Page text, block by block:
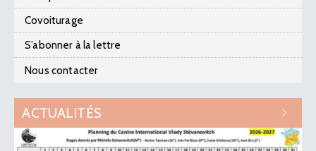
Covoiturage
S’abonner à la lettre
Nous contacter
ACTUALITÉS